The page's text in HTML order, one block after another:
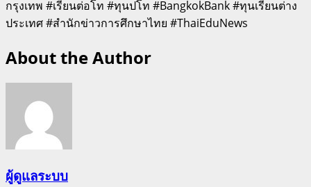
กรุงเทพ #เรียนต่อโท #ทุนปโท #BangkokBank #ทุนเรียนต่าง
ประเทศ #สำนักข่าวการศึกษาไทย #ThaiEduNews
About the Author
ผู้ดูแลระบบ